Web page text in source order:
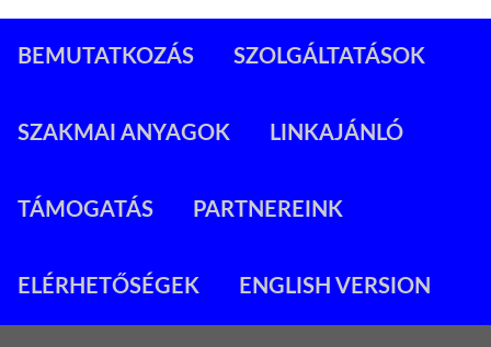
BEMUTATKOZÁS SZOLGÁLTATÁSOK
SZAKMAI ANYAGOK LINKAJÁNLÓ
TÁMOGATÁS PARTNEREINK
ELÉRHETŐSÉGEK ENGLISH VERSION